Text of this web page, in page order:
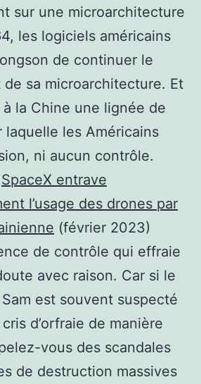
sur une microarchitecture
les logiciels américains
de continuer le
sa microarchitecture. Et
la Chine une lignée de
laquelle les Américains
ni aucun contrôle.
SpaceX entrave
l’usage des drones par
(février 2023)
de contrôle qui effraie
avec raison. Car si le
Sam est souvent suspecté
d’orfraie de manière
vous des scandales
de destruction massives